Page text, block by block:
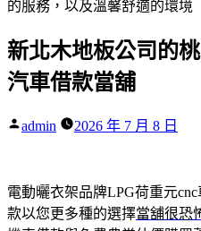
內
的服務，以及溫馨舒適的環境
新北木地板公司的
汽車借款當舖
作
admin 2026 年 7 月 8 日
電動曬衣架品牌LPG荷重元
款以您更多種的選擇當舖很恐